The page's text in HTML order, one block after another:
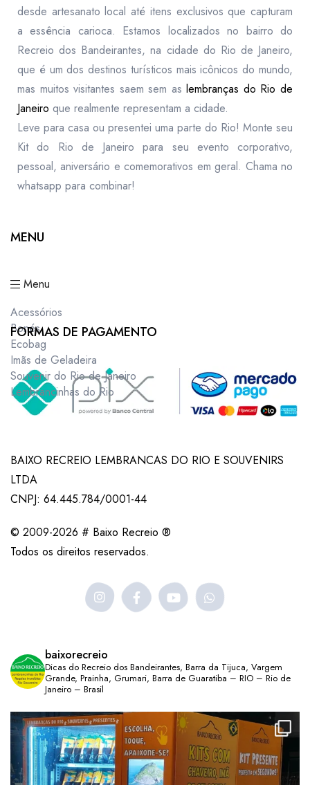
desde artesanato local até itens exclusivos que capturam
a essência carioca. Estamos localizados no bairro do
Recreio dos Bandeirantes, na cidade do Rio de Janeiro,
que é um dos destinos turísticos mais icônicos do mundo,
mas muitos visitantes saem sem aslembranças do Rio de
Janeiro que realmente representam a cidade.
Leve para casa ou presentei uma parte do Rio! Monte seu
Kit do Rio de Janeiro para seu evento corporativo,
pessoal, aniversário e comemorativos em geral. Chama no
whatsapp para combinar!
MENU
Menu
Acessórios
Bonés
Ecobag
Imãs de Geladeira
Souvenir do Rio de Janeiro
Lembrancinhas do Rio
FORMAS DE PAGAMENTO
BAIXO RECREIO LEMBRANCAS DO RIO E SOUVENIRS
LTDA
CNPJ: 64.445.784/0001-44
© 2009-2026 # Baixo Recreio ®
Todos os direitos reservados.
baixorecreio
Dicas do Recreio dos Bandeirantes, Barra da Tijuca, Vargem
Grande, Prainha, Grumari, Barra de Guaratiba – RIO – Rio de
Janeiro – Brasil